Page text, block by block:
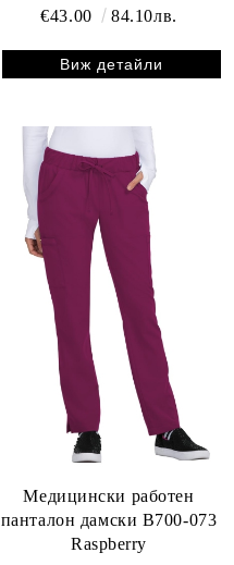
€43.00
84.10лв.
Виж детайли
Медицински работен
панталон дамски B700-073
Raspberry